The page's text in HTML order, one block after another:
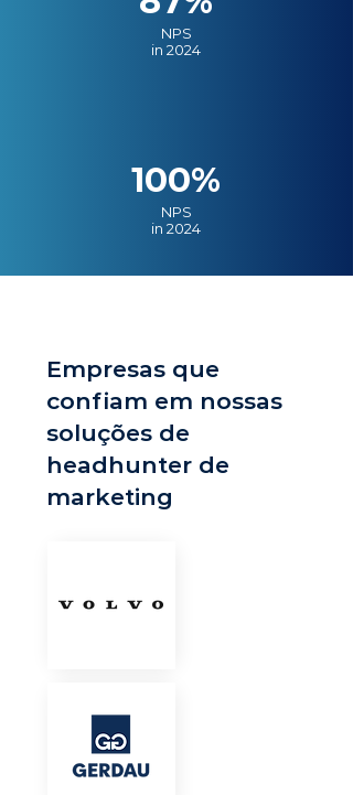
NPS
in 2024
100%
NPS
in 2024
Empresas que
confiam em nossas
soluções de
headhunter de
marketing